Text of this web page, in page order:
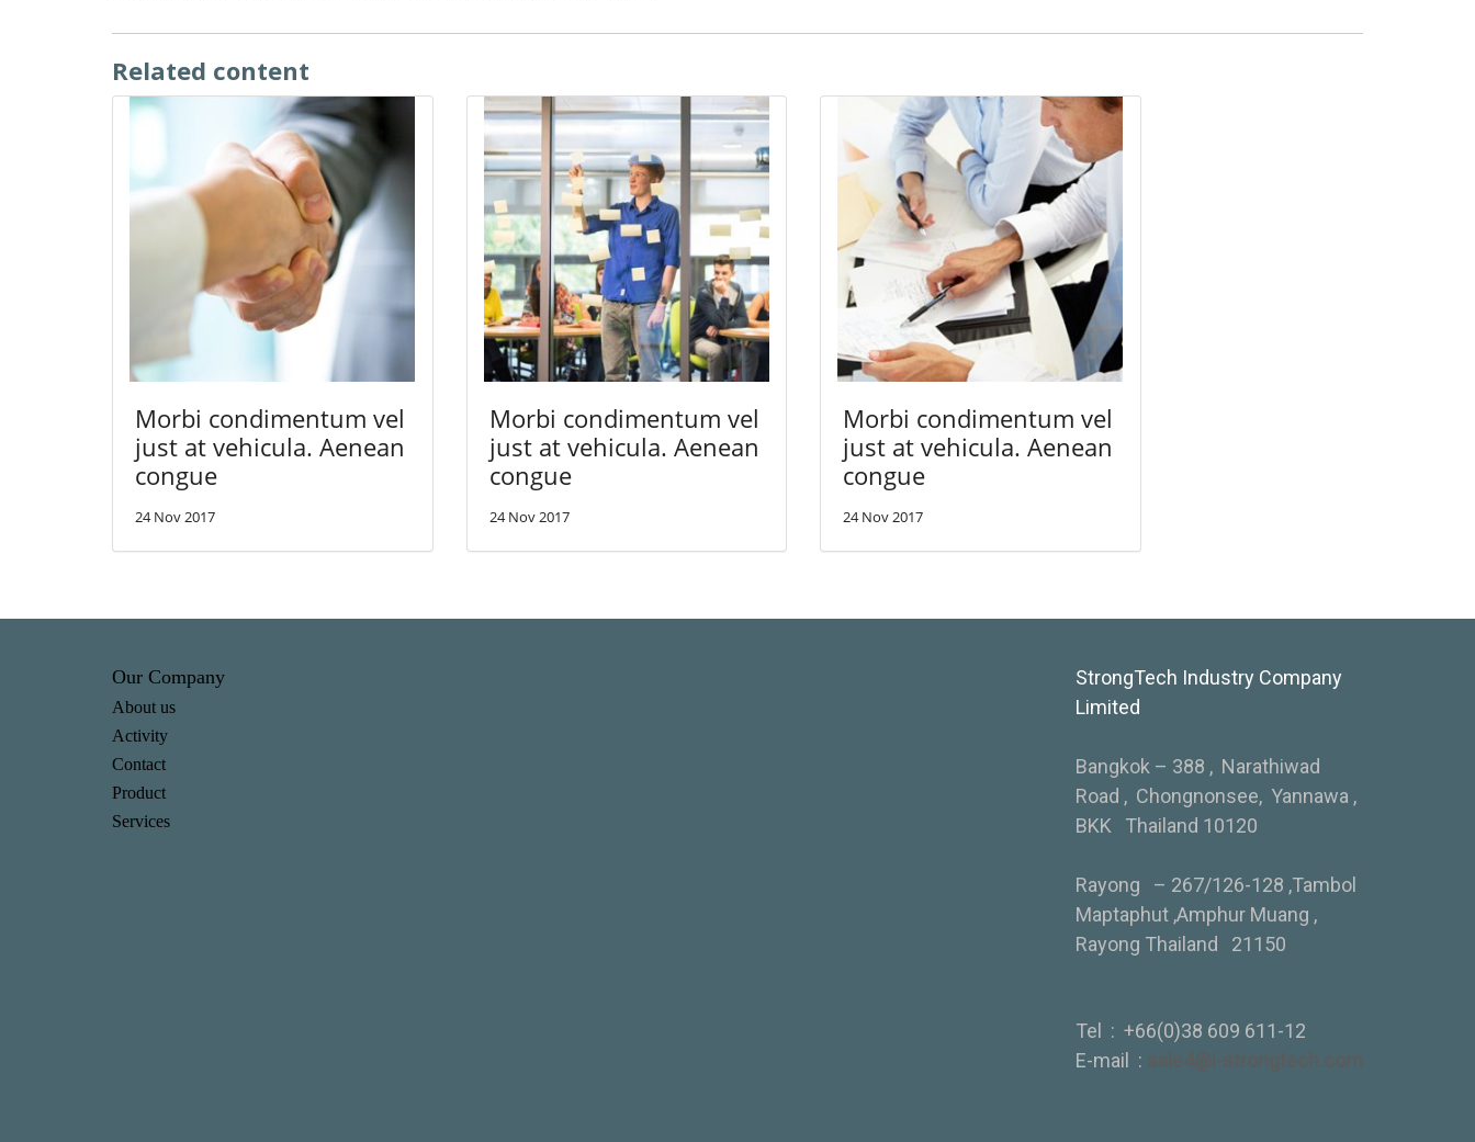
Related content
Morbi condimentum vel
just at vehicula. Aenean
congue
24 Nov 2017
Morbi condimentum vel
just at vehicula. Aenean
congue
24 Nov 2017
Morbi condimentum vel
just at vehicula. Aenean
congue
24 Nov 2017
Our Company
About us
Activity
Contact
Product
Services
StrongTech Industry Company
Limited
Bangkok – 388 , Narathiwad
Road , Chongnonsee, Yannawa ,
BKK Thailand 10120
Rayong – 267/126-128 ,Tambol
Maptaphut ,Amphur Muang ,
Rayong Thailand 21150
Tel : +66(0)38 609 611-12
E-mail :